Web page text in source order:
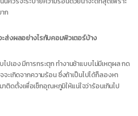
ก
ะส่งผลอย่างไรกับคอมพิวเตอร์บ้าง
ปเอง มีการกระตุก ทำงานช้าแบบไม่มีเหตุผล กด
จะเกิดจากความร้อน ซึ่งถ้าเป็นไปได้ก็ลองหา
ดตั้งเพื่อเช็กอุณหภูมิให้แน่ใจว่าร้อนเกินไป